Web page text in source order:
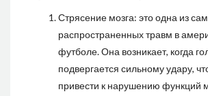
Стрясение мозга: это одна из
распространенных травм в
футболе. Она возникает, когда
подвергается сильному удару,
привести к нарушению функций